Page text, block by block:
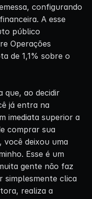
configurando
A esse
público
Operações
de 1,1% sobre o
que, ao decidir
já entra na
imediata superior a
comprar sua
você deixou uma
Esse é um
gente não faz
simplesmente clica
realiza a